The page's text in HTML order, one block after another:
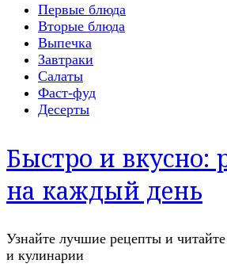
Первые блюда
Вторые блюда
Выпечка
Завтраки
Салаты
Фаст-фуд
Десерты
Быстро и вкусно:
на каждый день
Узнайте лучшие рецепты и
и кулинарии